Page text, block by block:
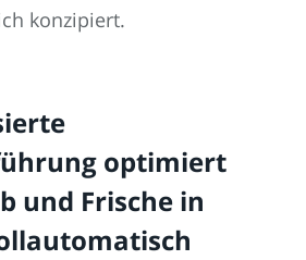
konzipiert.
optimiert
und Frische in